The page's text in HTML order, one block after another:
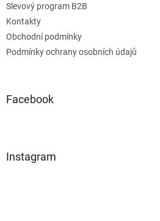
Slevový program B2B
Kontakty
Obchodní podmínky
Podmínky ochrany osobních údajů
Facebook
Instagram